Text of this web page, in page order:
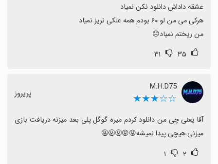
با وجود چالش‌ها، کاربران از سازنده تشکر کرده‌اند و امیدوارند
در بروزرسانی‌های آینده بهبودها و رفع محدودیت‌ها مشاهده
شود.
جنبه‌های اجتماعی و جامعه بازیکنان: امکان بازی با دوستان و
حضور جامعه ایرانی داخل بازی از نکات مثبت و دلگرم‌کننده
من ریختم نمیاد😞
۳۵ ۳۱
M.H.D75
☆☆★★★ پریروز
میزنی هیچی پیدا نمیشه😡😡🤬🤬🤬
۲ ۱